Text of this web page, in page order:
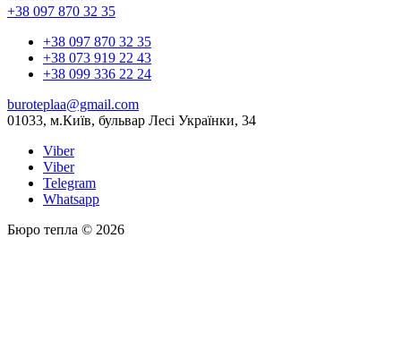
+38 097 870 32 35
+38 097 870 32 35
+38 073 919 22 43
+38 099 336 22 24
buroteplaa@gmail.com
01033, м.Київ, бульвар Лесі Українки, 34
Viber
Viber
Telegram
Whatsapp
Бюро тепла © 2026